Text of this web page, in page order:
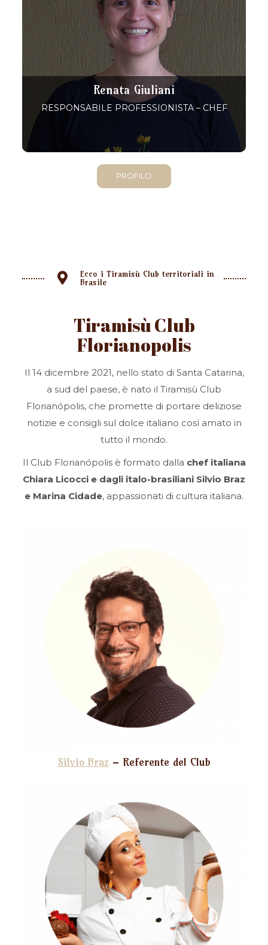
Renata Giuliani
RESPONSABILE PROFESSIONISTA – CHEF
PROFILO
Ecco i Tiramisù Club territoriali in
Brasile
Tiramisù Club
Florianopolis
Il 14 dicembre 2021, nello stato di Santa Catarina,
a sud del paese, è nato il Tiramisù Club
Florianópolis, che promette di portare deliziose
notizie e consigli sul dolce italiano così amato in
tutto il mondo.
Il Club Florianópolis è formato dalla chef italiana
Chiara Licocci e dagli italo-brasiliani Silvio Braz
e Marina Cidade, appassionati di cultura italiana.
Silvio Braz– Referente del Club